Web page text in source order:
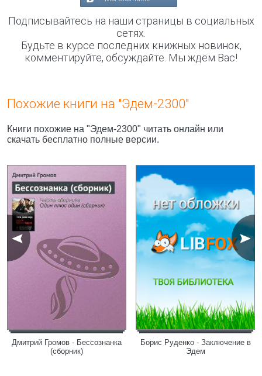
Подписывайтесь на наши страницы в социальных
сетях.
Будьте в курсе последних книжных новинок,
комментируйте, обсуждайте. Мы ждём Вас!
Похожие книги на "Эдем-2300"
Книги похожие на "Эдем-2300" читать онлайн или
скачать бесплатно полные версии.
Дмитрий Громов - Бессознанка
(сборник)
Борис Руденко - Заключение в
Эдем